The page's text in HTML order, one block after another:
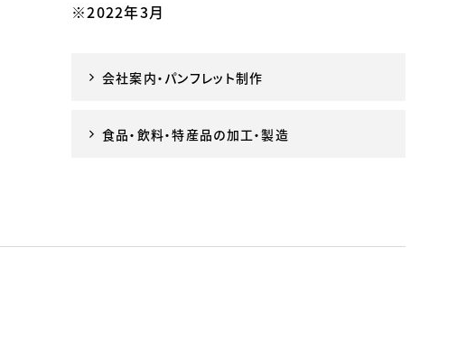
※2022年3月
会社案内・パンフレット制作
食品・飲料・特産品の加工・製造